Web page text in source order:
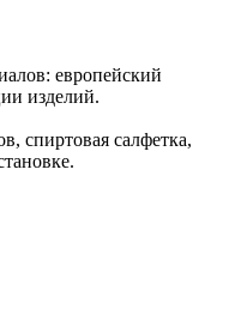
европейский
изделий.
спиртовая салфетка,